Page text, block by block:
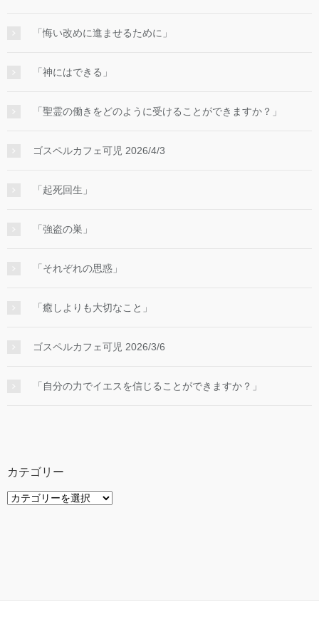
「悔い改めに進ませるために」
「神にはできる」
「聖霊の働きをどのように受けることができますか？」
ゴスペルカフェ可児 2026/4/3
「起死回生」
「強盗の巣」
「それぞれの思惑」
「癒しよりも大切なこと」
ゴスペルカフェ可児 2026/3/6
「自分の力でイエスを信じることができますか？」
カテゴリー
カ